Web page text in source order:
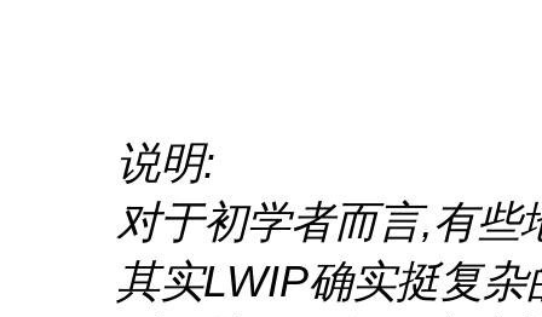
说明:
对于初学者而言,有些
其实LWIP确实挺复